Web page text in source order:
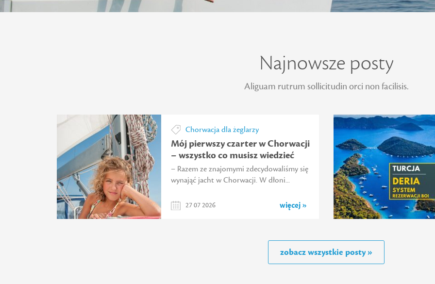
Najnowsze posty
Aliguam rutrum sollicitudin orci non facilisis.
Chorwacja dla żeglarzy
Mój pierwszy czarter w Chorwacji
– wszystko co musisz wiedzieć
– Razem ze znajomymi zdecydowaliśmy się
wynająć jacht w Chorwacji. W dłoni...
więcej »
27 07 2026
zobacz wszystkie posty »